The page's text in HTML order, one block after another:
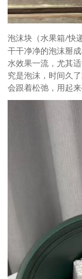
泡沫块（水果箱/快
干干净净的泡沫掰
水效果一流，尤其
究是泡沫，时间久
会跟着松弛，用起